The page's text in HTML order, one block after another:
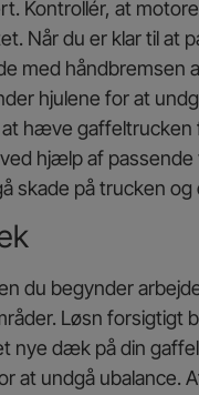
Kontrollér, at
Når du er klar til at
med håndbremsen
hjulene for at
hæve gaffeltrucken
hjælp af
skade på trucken og
du begynder
Løsn forsigtigt
nye dæk på din
at undgå ubalance.